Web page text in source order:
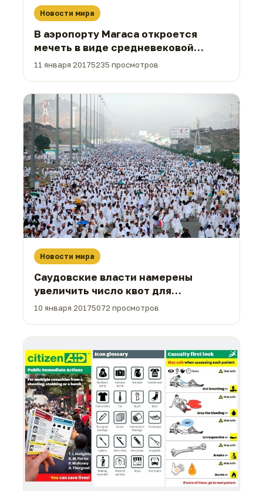
Новости мира
В аэропорту Магаса откроется
мечеть в виде средневековой
башни
11 января 20175235 просмотров
Новости мира
Саудовские власти намерены
увеличить число квот для
паломников
10 января 20175072 просмотров